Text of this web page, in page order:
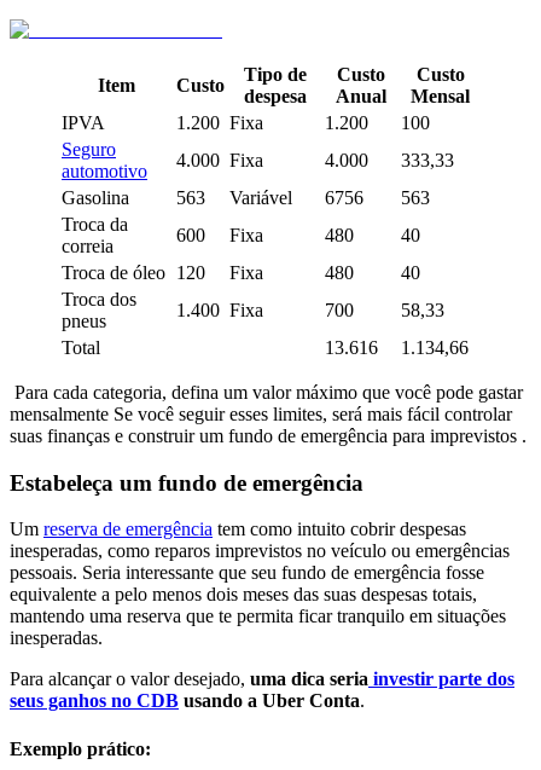
Item Custo
Tipo de
despesa
Custo
Anual
Custo
Mensal
IPVA
1.200 Fixa 1.200
100
Seguro
automotivo
4.000 Fixa 4.000
333,33
Gasolina
563 Variável 6756
563
Troca da
correia
600 Fixa 480
40
Troca de óleo 120 Fixa 480
40
Troca dos
pneus
1.400 Fixa 700
58,33
Total
13.616 1.134,66
Para cada categoria, defina um valor máximo que você pode gastar
mensalmente Se você seguir esses limites, será mais fácil controlar
suas finanças e construir um fundo de emergência para imprevistos .
Estabeleça um fundo de emergência
Um reserva de emergência tem como intuito cobrir despesas
inesperadas, como reparos imprevistos no veículo ou emergências
pessoais. Seria interessante que seu fundo de emergência fosse
equivalente a pelo menos dois meses das suas despesas totais,
mantendo uma reserva que te permita ficar tranquilo em situações
inesperadas.
Para alcançar o valor desejado, uma dica seria investir parte dos
seus ganhos no CDB usando a Uber Conta.
Exemplo prático: